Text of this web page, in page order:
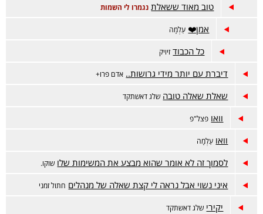
טוב מאוד ששאלת נגמרו לי השמות
אמן❤️ עַלְמָה
כל הכבוד זיויק
דיברת עם יותר מידי גרושות.. אדם פרו+
שאלת שאלה טובה שלג דאשתקד
וואו פצל"פ
וואו עַלְמָה
לסמוך זה לא אומר שהוא מבצע את המשימות שלו שוקו.
איני נשוי אבל נראה לי קצת שאלה של מנהלים חתול זמני
יקירי שלג דאשתקד